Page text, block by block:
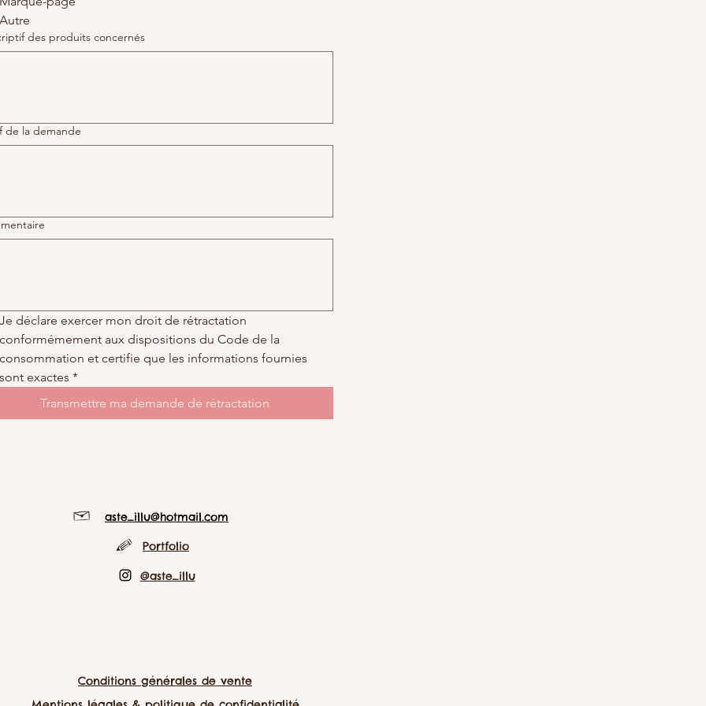
Autre
des produits concernés
de la demande
Je déclare exercer mon droit de rétractation
conformémement aux dispositions du Code de la
consommation et certifie que les informations fournies
sont exactes *
Transmettre ma demande de rétractation
aste_illu@hotmail.com
Portfolio
@aste_illu
Conditions générales de vente